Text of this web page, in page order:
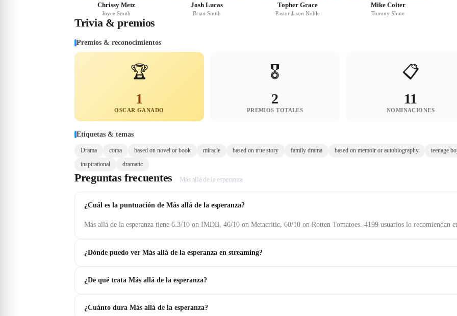
Chrissy Metz
Joyce Smith
Josh Lucas
Brian Smith
Topher Grace
Pastor Jason Noble
Mike Colter
Tommy Shine
Trivia & premios
Premios & reconocimientos
🏆
1
OSCAR GANADO
🎖️
2
PREMIOS TOTALES
📋
11
NOMINACIONES
Etiquetas & temas
Drama coma based on novel or book miracle based on true story family drama based on memoir or autobiography
teenage
inspirational
dramatic
Preguntas frecuentes Más allá de la esperanza
¿Cuál es la puntuación de Más allá de la esperanza?
Más allá de la esperanza tiene 6.3/10 on IMDB, 46/10 on Metacritic, 60/10 on Rotten Tomatoes. 4199 usuarios lo recomiendan
¿Dónde puedo ver Más allá de la esperanza en streaming?
¿De qué trata Más allá de la esperanza?
¿Cuánto dura Más allá de la esperanza?